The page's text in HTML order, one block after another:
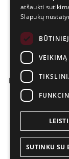
Institution
services, or
to legal
compliance
within the
banking
affiliate for
affiliated with
Bank, or any
licenses,
atšaukti
Slapukų
VEIKIMĄ
SUTINKU SU